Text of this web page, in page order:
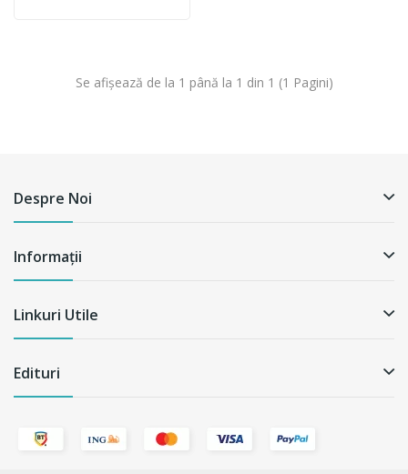
Se afişează de la 1 până la 1 din 1 (1 Pagini)
Despre Noi
Informații
Linkuri Utile
Edituri